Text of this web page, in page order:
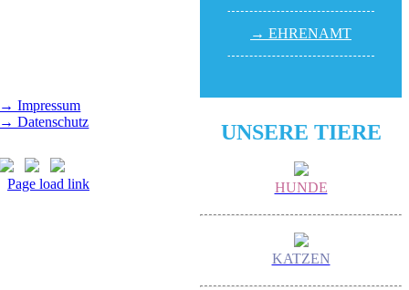
→ EHREN­AMT
UNSERE TIERE
HUNDE
KATZEN
→ Impressum
→ Datenschutz
Page load link